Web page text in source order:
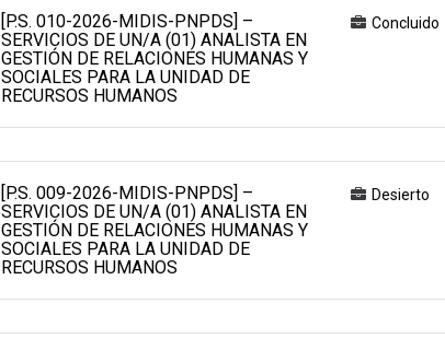
[P.S. 010-2026-MIDIS-PNPDS] –
SERVICIOS DE UN/A (01) ANALISTA EN
GESTIÓN DE RELACIONES HUMANAS Y
SOCIALES PARA LA UNIDAD DE
RECURSOS HUMANOS
Concluido
[P.S. 009-2026-MIDIS-PNPDS] –
SERVICIOS DE UN/A (01) ANALISTA EN
GESTIÓN DE RELACIONES HUMANAS Y
SOCIALES PARA LA UNIDAD DE
RECURSOS HUMANOS
Desierto